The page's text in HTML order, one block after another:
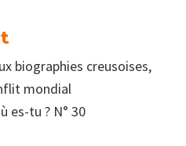
biographies creusoises,
mondial
es-tu ? N° 30